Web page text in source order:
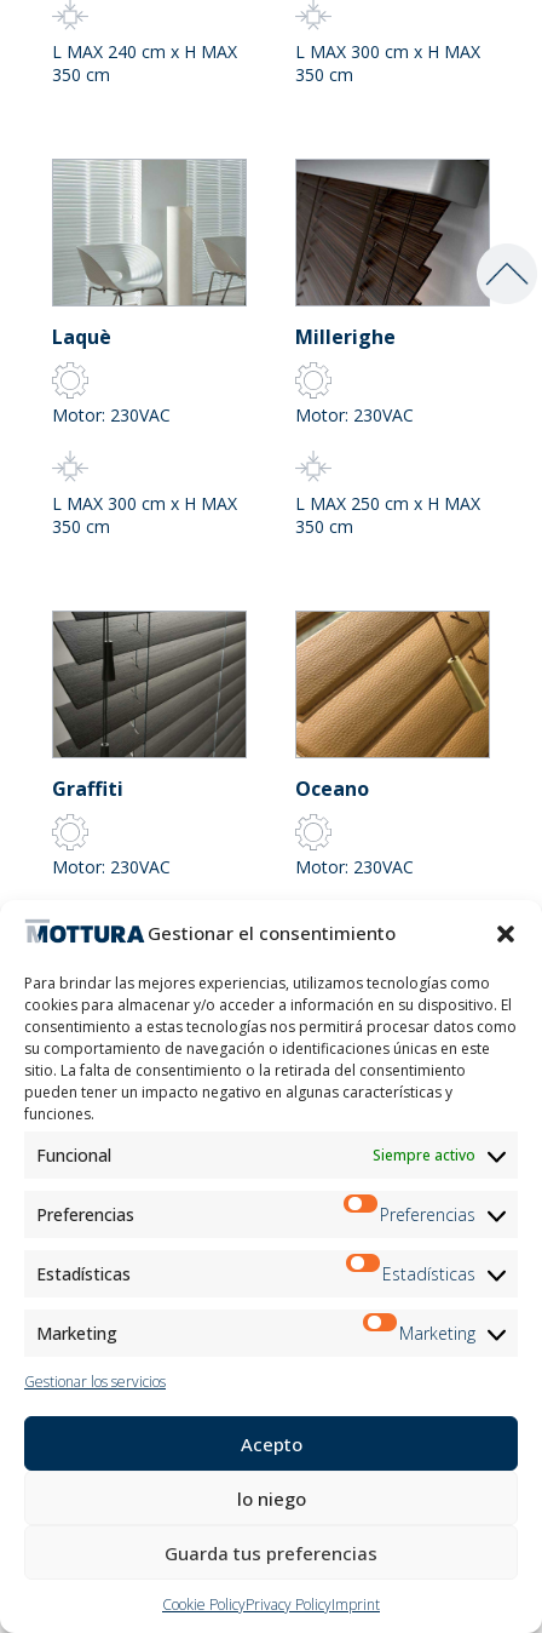
Gestionar el consentimiento
Para brindar las mejores experiencias, utilizamos tecnologías como
cookies para almacenar y/o acceder a información en su dispositivo. El
consentimiento a estas tecnologías nos permitirá procesar datos como
su comportamiento de navegación o identificaciones únicas en este
sitio. La falta de consentimiento o la retirada del consentimiento
pueden tener un impacto negativo en algunas características y
funciones.
Funcional Siempre activo
Preferencias Preferencias
Estadísticas Estadísticas
Marketing Marketing
Gestionar los servicios
Acepto
lo niego
Guarda tus preferencias
Cookie PolicyPrivacy PolicyImprint
L MAX 240 cm x H MAX
350 cm
L MAX 300 cm x H MAX
350 cm
Laquè
Motor: 230VAC
L MAX 300 cm x H MAX
350 cm
Millerighe
Motor: 230VAC
L MAX 250 cm x H MAX
350 cm
Graffiti
Motor: 230VAC
350 cm
Oceano
Motor: 230VAC
350 cm
Motor: 24VDC